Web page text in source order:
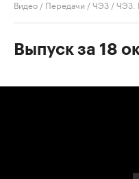
Видео / Передачи /ЧЭЗ /ЧЭЗ.
Выпуск за 18